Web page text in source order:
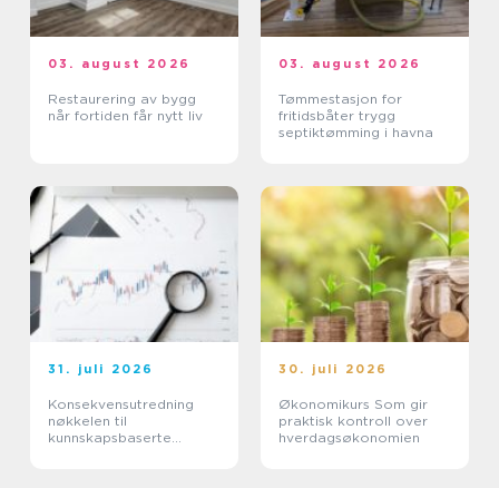
03. august 2026
Restaurering av bygg
når fortiden får nytt liv
03. august 2026
Tømmestasjon for
fritidsbåter trygg
septiktømming i havna
31. juli 2026
Konsekvensutredning
nøkkelen til
kunnskapsbaserte
30. juli 2026
Økonomikurs Som gir
praktisk kontroll over
hverdagsøkonomien